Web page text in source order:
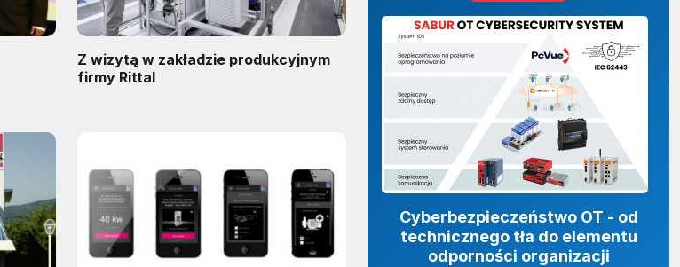
Z wizytą w zakładzie produkcyjnym
firmy Rittal
Cyberbezpieczeństwo OT - od
technicznego tła do elementu
odporności organizacji